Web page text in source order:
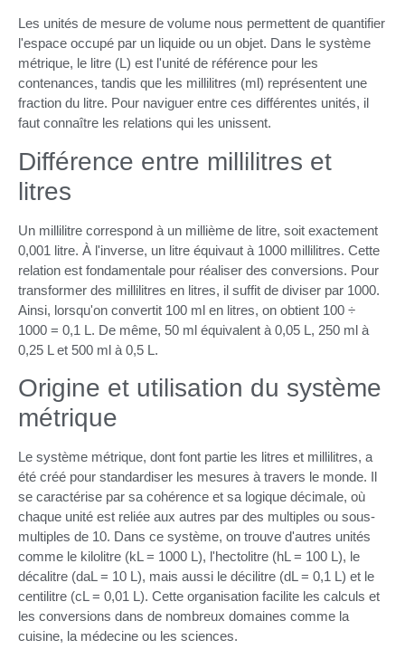
Les unités de mesure de volume nous permettent de quantifier
l'espace occupé par un liquide ou un objet. Dans le système
métrique, le litre (L) est l'unité de référence pour les
contenances, tandis que les millilitres (ml) représentent une
fraction du litre. Pour naviguer entre ces différentes unités, il
faut connaître les relations qui les unissent.
Différence entre millilitres et
litres
Un millilitre correspond à un millième de litre, soit exactement
0,001 litre. À l'inverse, un litre équivaut à 1000 millilitres. Cette
relation est fondamentale pour réaliser des conversions. Pour
transformer des millilitres en litres, il suffit de diviser par 1000.
Ainsi, lorsqu'on convertit 100 ml en litres, on obtient 100 ÷
1000 = 0,1 L. De même, 50 ml équivalent à 0,05 L, 250 ml à
0,25 L et 500 ml à 0,5 L.
Origine et utilisation du système
métrique
Le système métrique, dont font partie les litres et millilitres, a
été créé pour standardiser les mesures à travers le monde. Il
se caractérise par sa cohérence et sa logique décimale, où
chaque unité est reliée aux autres par des multiples ou sous-
multiples de 10. Dans ce système, on trouve d'autres unités
comme le kilolitre (kL = 1000 L), l'hectolitre (hL = 100 L), le
décalitre (daL = 10 L), mais aussi le décilitre (dL = 0,1 L) et le
centilitre (cL = 0,01 L). Cette organisation facilite les calculs et
les conversions dans de nombreux domaines comme la
cuisine, la médecine ou les sciences.